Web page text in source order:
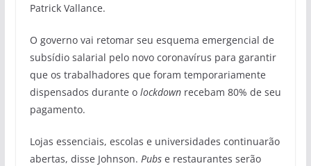
Patrick Vallance.
O governo vai retomar seu esquema emergencial de
subsídio salarial pelo novo coronavírus para garantir
que os trabalhadores que foram temporariamente
dispensados durante olockdownrecebam 80% de seu
pagamento.
Lojas essenciais, escolas e universidades continuarão
abertas, disse Johnson. Pubse restaurantes serão